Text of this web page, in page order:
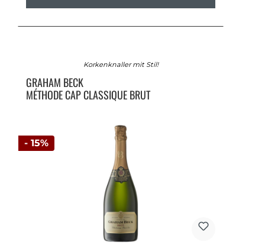
- 15%
Korkenknaller mit Stil!
GRAHAM BECK
MÉTHODE CAP CLASSIQUE BRUT